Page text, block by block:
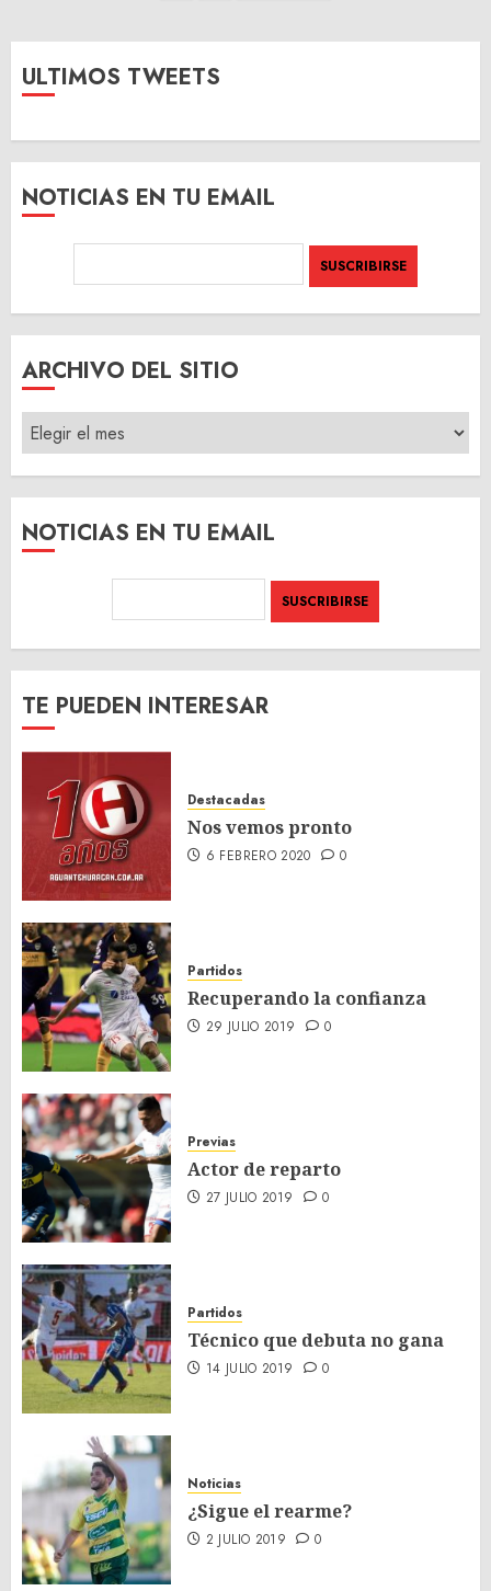
entradas
ULTIMOS TWEETS
NOTICIAS EN TU EMAIL
ARCHIVO DEL SITIO
ARCHIVO
DEL
SITIO
NOTICIAS EN TU EMAIL
TE PUEDEN INTERESAR
Destacadas
Nos vemos pronto
6 FEBRERO 2020 0
Partidos
Recuperando la confianza
29 JULIO 2019 0
Previas
Actor de reparto
27 JULIO 2019 0
Partidos
Técnico que debuta no gana
14 JULIO 2019 0
Noticias
¿Sigue el rearme?
2 JULIO 2019 0